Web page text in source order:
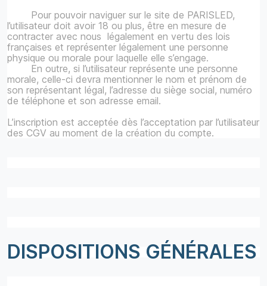
Pour pouvoir naviguer sur le site de PARISLED,
l’utilisateur doit avoir 18 ou plus, être en mesure de
contracter avec nous légalement en vertu des lois
françaises et représenter légalement une personne
physique ou morale pour laquelle elle s’engage.
En outre, si l’utilisateur représente une personne
morale, celle-ci devra mentionner le nom et prénom de
son représentant légal, l’adresse du siège social, numéro
de téléphone et son adresse email.
L’inscription est acceptée dès l’acceptation par l’utilisateur
des CGV au moment de la création du compte.
DISPOSITIONS GÉNÉRALES